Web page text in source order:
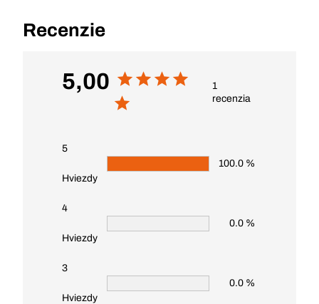
Recenzie
5,00
1
recenzia
5
Hviezdy
100.0 %
4
Hviezdy
0.0 %
3
Hviezdy
0.0 %